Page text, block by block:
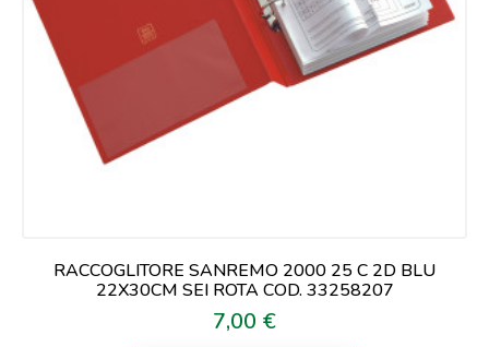
RACCOGLITORE SANREMO 2000 25 C 2D BLU
22X30CM SEI ROTA COD. 33258207
Prezzo
7,00 €